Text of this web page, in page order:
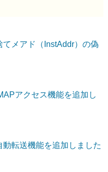
てメアド（InstAddr）の偽
アクセス機能を追加し
動転送機能を追加しました